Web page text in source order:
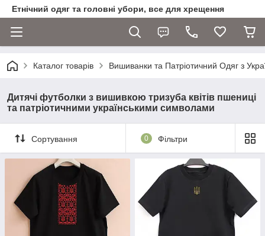
Етнічний одяг та головні убори, все для хрещення
Каталог товарів Вишиванки та Патріотичний Одяг з
Дитячі футболки з вишивкою тризуба квітів пшениці
та патріотичними українськими символами
Сортування 0 Фільтри